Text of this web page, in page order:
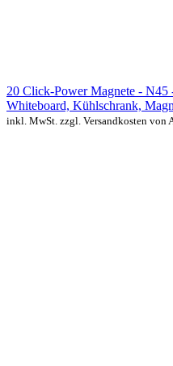
20 Click-Power Magnete -
Whiteboard, Kühlschrank,
inkl. MwSt. zzgl. Versandkosten von